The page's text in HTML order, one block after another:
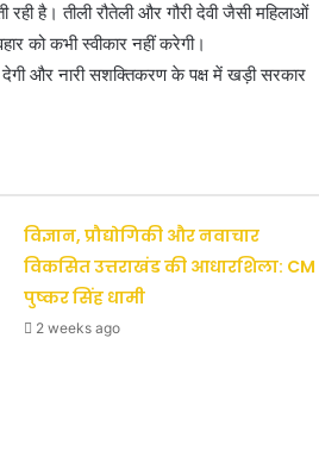
है। तीली रौतेली और गौरी देवी जैसी महिलाओं
को कभी स्वीकार नहीं करेगी।
देगी और नारी सशक्तिकरण के पक्ष में खड़ी सरकार
विज्ञान, प्रौद्योगिकी और नवाचार
विकसित उत्तराखंड की आधारशिला: CM
पुष्कर सिंह धामी
2 weeks ago